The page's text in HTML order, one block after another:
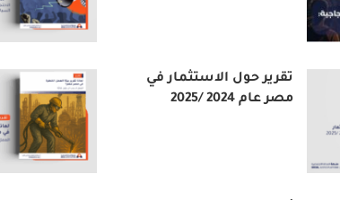
تقرير حول الاستثمار في
مصر عام 2024 /2025